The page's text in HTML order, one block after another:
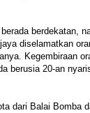
berdekatan,
diselamatkan
Kegembiraan
berusia 20-an
dari Balai Bomba